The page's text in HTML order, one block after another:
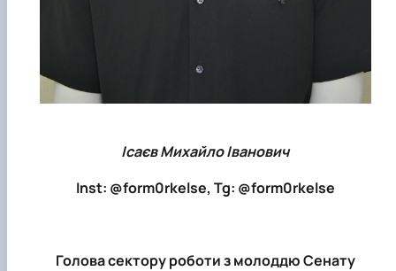
Ісаєв Михайло Іванович
Inst: @form0rkelse, Tg: @form0rkelse
Голова сектору роботи з молоддю Сенату